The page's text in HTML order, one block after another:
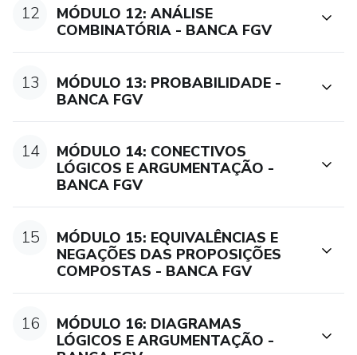
12
MÓDULO 12: ANÁLISE
COMBINATÓRIA - BANCA FGV
13
MÓDULO 13: PROBABILIDADE -
BANCA FGV
14
MÓDULO 14: CONECTIVOS
LÓGICOS E ARGUMENTAÇÃO -
BANCA FGV
15
MÓDULO 15: EQUIVALÊNCIAS E
NEGAÇÕES DAS PROPOSIÇÕES
COMPOSTAS - BANCA FGV
16
MÓDULO 16: DIAGRAMAS
LÓGICOS E ARGUMENTAÇÃO -